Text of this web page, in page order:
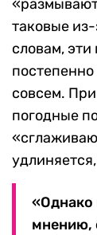
таковые
словам,
совсем.
погодные
«Однако
мнению,